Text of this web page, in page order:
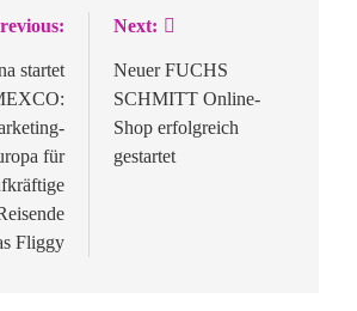
startet
für
Fliggy
Next:
Neuer FUCHS
SCHMITT Online-
Shop erfolgreich
gestartet